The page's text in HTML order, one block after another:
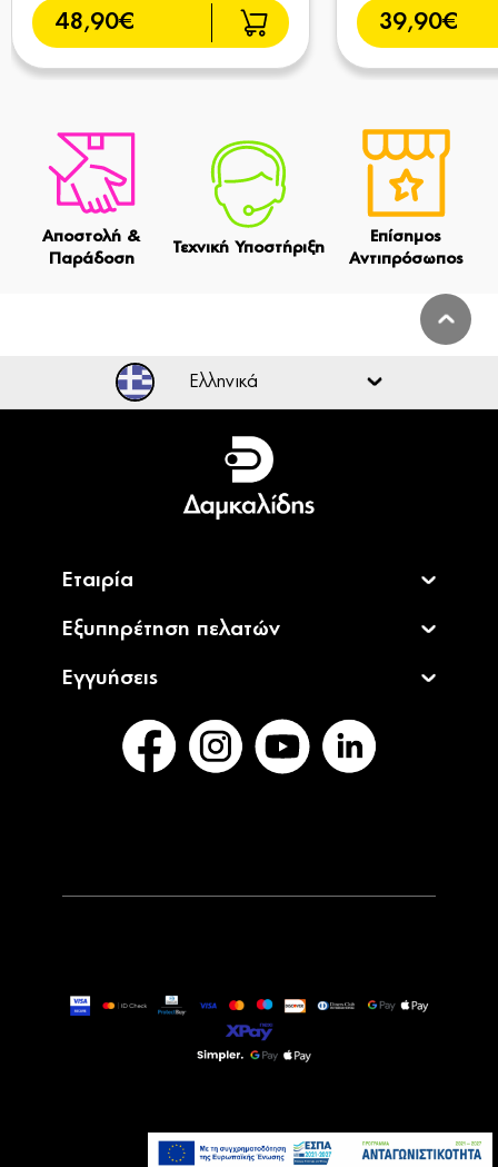
48,90€ 39,90€
Αποστολή &
Παράδοση
Τεχνική Υποστήριξη
Επίσημος
Αντιπρόσωπος
Ελληνικά
Ελληνικά
English
Εταιρία
Εξυπηρέτηση πελατών
Εγγυήσεις